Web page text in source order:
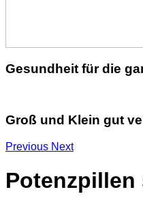
Gesundheit für die
Groß und Klein gut
Previous Next